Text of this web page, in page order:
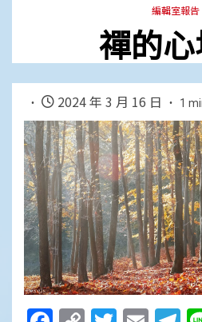
編輯室報告
禪的
2024 年 3 月 16 日 1